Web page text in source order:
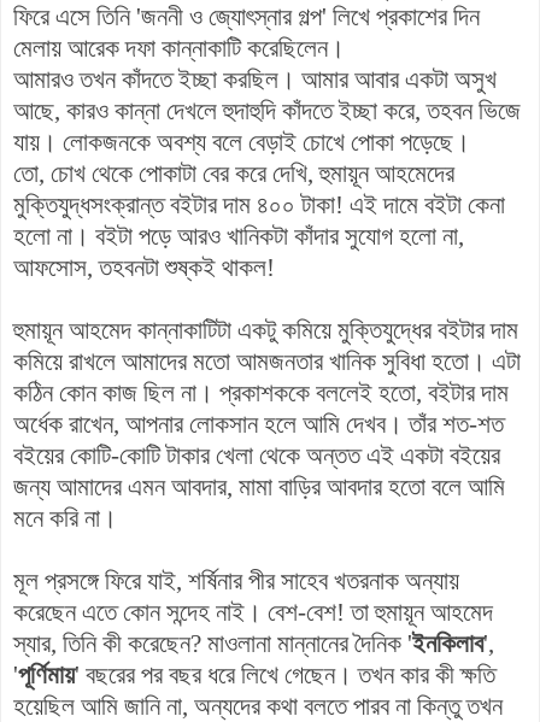
ফিরে এসে তিনি 'জননী ও জ্যোৎস্নার গল্প' লিখে প্রকাশের দিন
মেলায় আরেক দফা কান্নাকাটি করেছিলেন।
আমারও তখন কাঁদতে ইচ্ছা করছিল। আমার আবার একটা অসুখ
আছে, কারও কান্না দেখলে হুদাহুদি কাঁদতে ইচ্ছা করে, তহবন ভিজে
যায়। লোকজনকে অবশ্য বলে বেড়াই চোখে পোকা পড়েছে।
তো, চোখ থেকে পোকাটা বের করে দেখি,হুমায়ূন আহমেদের
মুক্তিযুদ্ধসংক্রান্তবইটার দাম ৪০০ টাকা! এই দামে বইটা কেনা
হলো না। বইটা পড়ে আরও খানিকটা কাঁদার সুযোগ হলো না,
আফসোস, তহবনটা শুষ্কই থাকল!
হুমায়ূন আহমেদ কান্নাকাটিটা একটু কমিয়ে মুক্তিযুদ্ধের বইটার দাম
কমিয়ে রাখলে আমাদের মতো আমজনতার খানিক সুবিধা হতো। এটা
কঠিন কোন কাজ ছিল না। প্রকাশককে বললেই হতো, বইটার দাম
অর্ধেক রাখেন, আপনার লোকসান হলে আমি দেখব। তাঁর শত-শত
বইয়ের কোটি-কোটি টাকার খেলা থেকে অন্তত এই একটা বইয়ের
জন্য আমাদের এমন আবদার, মামা বাড়ির আবদার হতো বলে আমি
মনে করি না।
মূল প্রসঙ্গে ফিরে যাই, শর্ষিনার পীর সাহেব খতরনাক অন্যায়
করেছেন এতে কোন সন্দেহ নাই। বেশ-বেশ! তা হুমায়ূন আহমেদ
স্যার, তিনি কী করেছেন? মাওলানা মান্নানের দৈনিক 'ইনকিলাব',
'পূর্ণিমায়' বছরের পর বছর ধরে লিখে গেছেন। তখন কার কী ক্ষতি
হয়েছিল আমি জানি না, অন্যদের কথা বলতে পারব না কিন্তু তখন